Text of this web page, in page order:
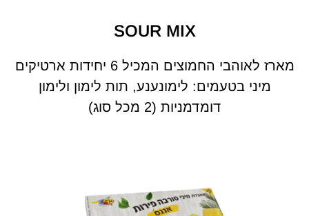
SOUR MIX
מארז לאוהבי החמוצים המכיל 6 יחידות ארטיקים
מיני בטעמים: לימונענע, תות לימון ולימון
דומדמניות (2 מכל סוג)